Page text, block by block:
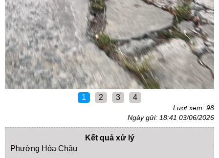
1 2 3 4
Lượt xem: 98
Ngày gửi: 18:41 03/06/2026
Kết quả xử lý
Phường Hóa Châu